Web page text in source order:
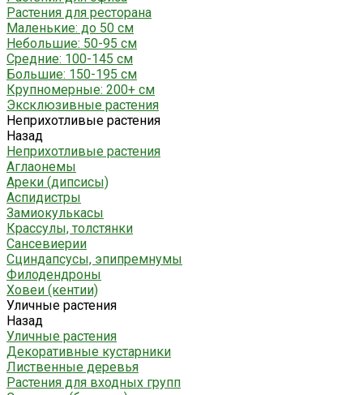
Растения для ресторана
Маленькие: до 50 см
Небольшие: 50-95 см
Средние: 100-145 см
Большие: 150-195 см
Крупномерные: 200+ см
Эксклюзивные растения
Неприхотливые растения
Назад
Неприхотливые растения
Аглаонемы
Ареки (дипсисы)
Аспидистры
Замиокулькасы
Крассулы, толстянки
Сансевиерии
Сциндапсусы, эпипремнумы
Филодендроны
Ховеи (кентии)
Уличные растения
Назад
Уличные растения
Декоративные кустарники
Лиственные деревья
Растения для входных групп